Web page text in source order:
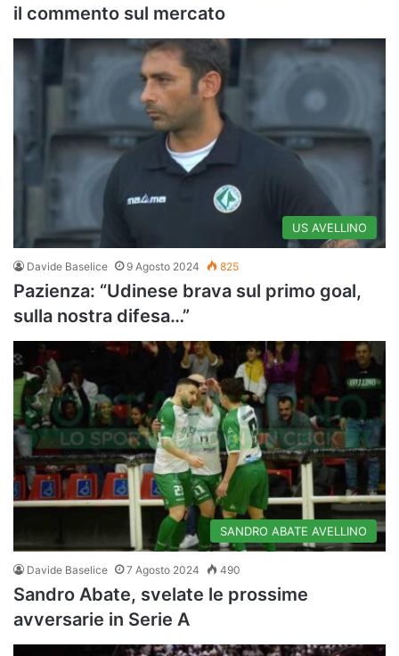
il commento sul mercato
US AVELLINO
Davide Baselice 9 Agosto 2024 825
Pazienza: “Udinese brava sul primo goal,
sulla nostra difesa…”
SANDRO ABATE AVELLINO
Davide Baselice 7 Agosto 2024 490
Sandro Abate, svelate le prossime
avversarie in Serie A